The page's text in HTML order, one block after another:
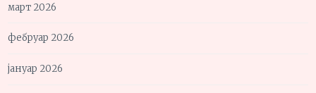
март 2026
фебруар 2026
јануар 2026